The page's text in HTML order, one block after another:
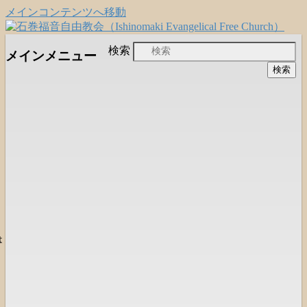
メインコンテンツへ移動
石巻福音自由教会
（Ishinomaki Evangelical Free
日本福音自由教会の有志による「石巻宣
教支援会」によって支えられる新しい
検索
メインメニュー